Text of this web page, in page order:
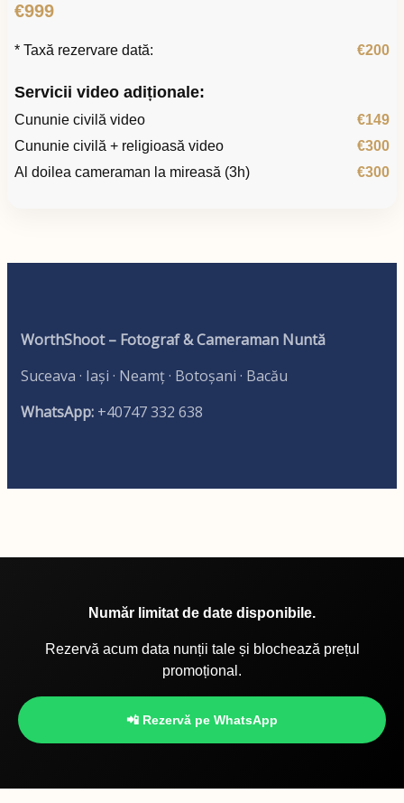
€999
* Taxă rezervare dată: €200
Servicii video adiționale:
Cununie civilă video
€149
Cununie civilă + religioasă video
€300
Al doilea cameraman la mireasă (3h)
€300
WorthShoot – Fotograf & Cameraman Nuntă
Suceava · Iași · Neamț · Botoșani · Bacău
WhatsApp: +40747 332 638
Număr limitat de date disponibile.
Rezervă acum data nunții tale și blochează prețul
promoțional.
📲 Rezervă pe WhatsApp